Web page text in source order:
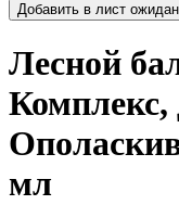
Добавить в лист
Лесной
Комплекс,
мл